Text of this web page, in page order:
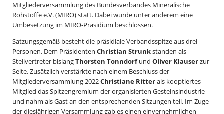
Mitgliederversammlung des Bundesverbandes Mineralische
Rohstoffe e.V. (MIRO) statt. Dabei wurde unter anderem eine
Umbesetzung im MIRO-Präsidium beschlossen.
Satzungsgemäß besteht die präsidiale Verbandsspitze aus drei
Personen. Dem Präsidenten Christian Strunkstanden als
Stellvertreter bislangThorsten Tonndorfund Oliver Klauserzur
Seite. Zusätzlich verstärkte nach einem Beschluss der
Mitgliederversammlung 2022Christiane Ritterals kooptiertes
Mitglied das Spitzengremium der organisierten Gesteinsindustrie
und nahm als Gast an den entsprechenden Sitzungen teil. Im Zuge
der diesjährigen Versammlung gab es einen einvernehmlichen